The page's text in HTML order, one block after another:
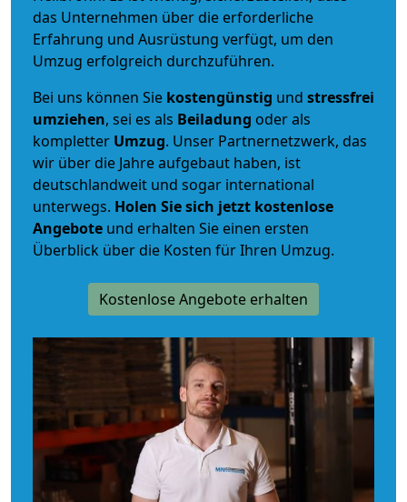
das Unternehmen über die erforderliche
Erfahrung und Ausrüstung verfügt, um den
Umzug erfolgreich durchzuführen.
Bei uns können Sie kostengünstig und stressfrei
umziehen, sei es als Beiladung oder als
kompletter Umzug. Unser Partnernetzwerk, das
wir über die Jahre aufgebaut haben, ist
deutschlandweit und sogar international
unterwegs. Holen Sie sich jetzt kostenlose
Angebote und erhalten Sie einen ersten
Überblick über die Kosten für Ihren Umzug.
Kostenlose Angebote erhalten